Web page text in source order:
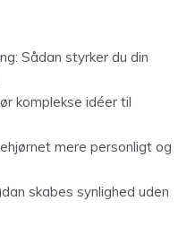
Sådan styrker du din
komplekse idéer til
mere personligt og
skabes synlighed uden